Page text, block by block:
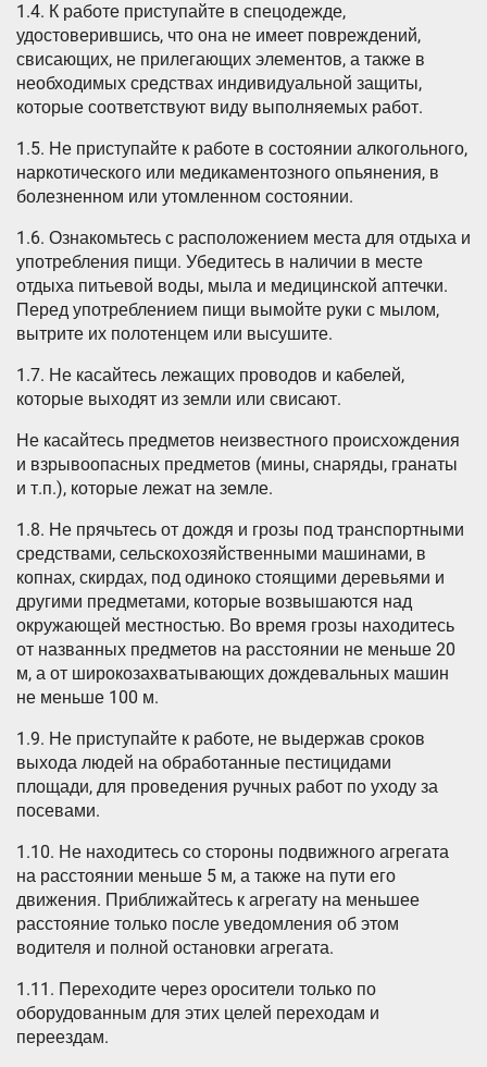
1.4. К работе приступайте в спецодежде,
удостоверившись, что она не имеет повреждений,
свисающих, не прилегающих элементов, а также в
необходимых средствах индивидуальной защиты,
которые соответствуют виду выполняемых работ.
1.5. Не приступайте к работе в состоянии алкогольного,
наркотического или медикаментозного опьянения, в
болезненном или утомленном состоянии.
1.6. Ознакомьтесь с расположением места для отдыха и
употребления пищи. Убедитесь в наличии в месте
отдыха питьевой воды, мыла и медицинской аптечки.
Перед употреблением пищи вымойте руки с мылом,
вытрите их полотенцем или высушите.
1.7. Не касайтесь лежащих проводов и кабелей,
которые выходят из земли или свисают.
Не касайтесь предметов неизвестного происхождения
и взрывоопасных предметов (мины, снаряды, гранаты
и т.п.), которые лежат на земле.
1.8. Не прячьтесь от дождя и грозы под транспортными
средствами, сельскохозяйственными машинами, в
копнах, скирдах, под одиноко стоящими деревьями и
другими предметами, которые возвышаются над
окружающей местностью. Во время грозы находитесь
от названных предметов на расстоянии не меньше 20
м, а от широкозахватывающих дождевальных машин
не меньше 100 м.
1.9. Не приступайте к работе, не выдержав сроков
выхода людей на обработанные пестицидами
площади, для проведения ручных работ по уходу за
посевами.
1.10. Не находитесь со стороны подвижного агрегата
на расстоянии меньше 5 м, а также на пути его
движения. Приближайтесь к агрегату на меньшее
расстояние только после уведомления об этом
водителя и полной остановки агрегата.
1.11. Переходите через оросители только по
оборудованным для этих целей переходам и
переездам.